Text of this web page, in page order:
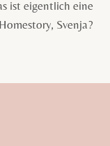
ist eigentlich eine
Homestory, Svenja?